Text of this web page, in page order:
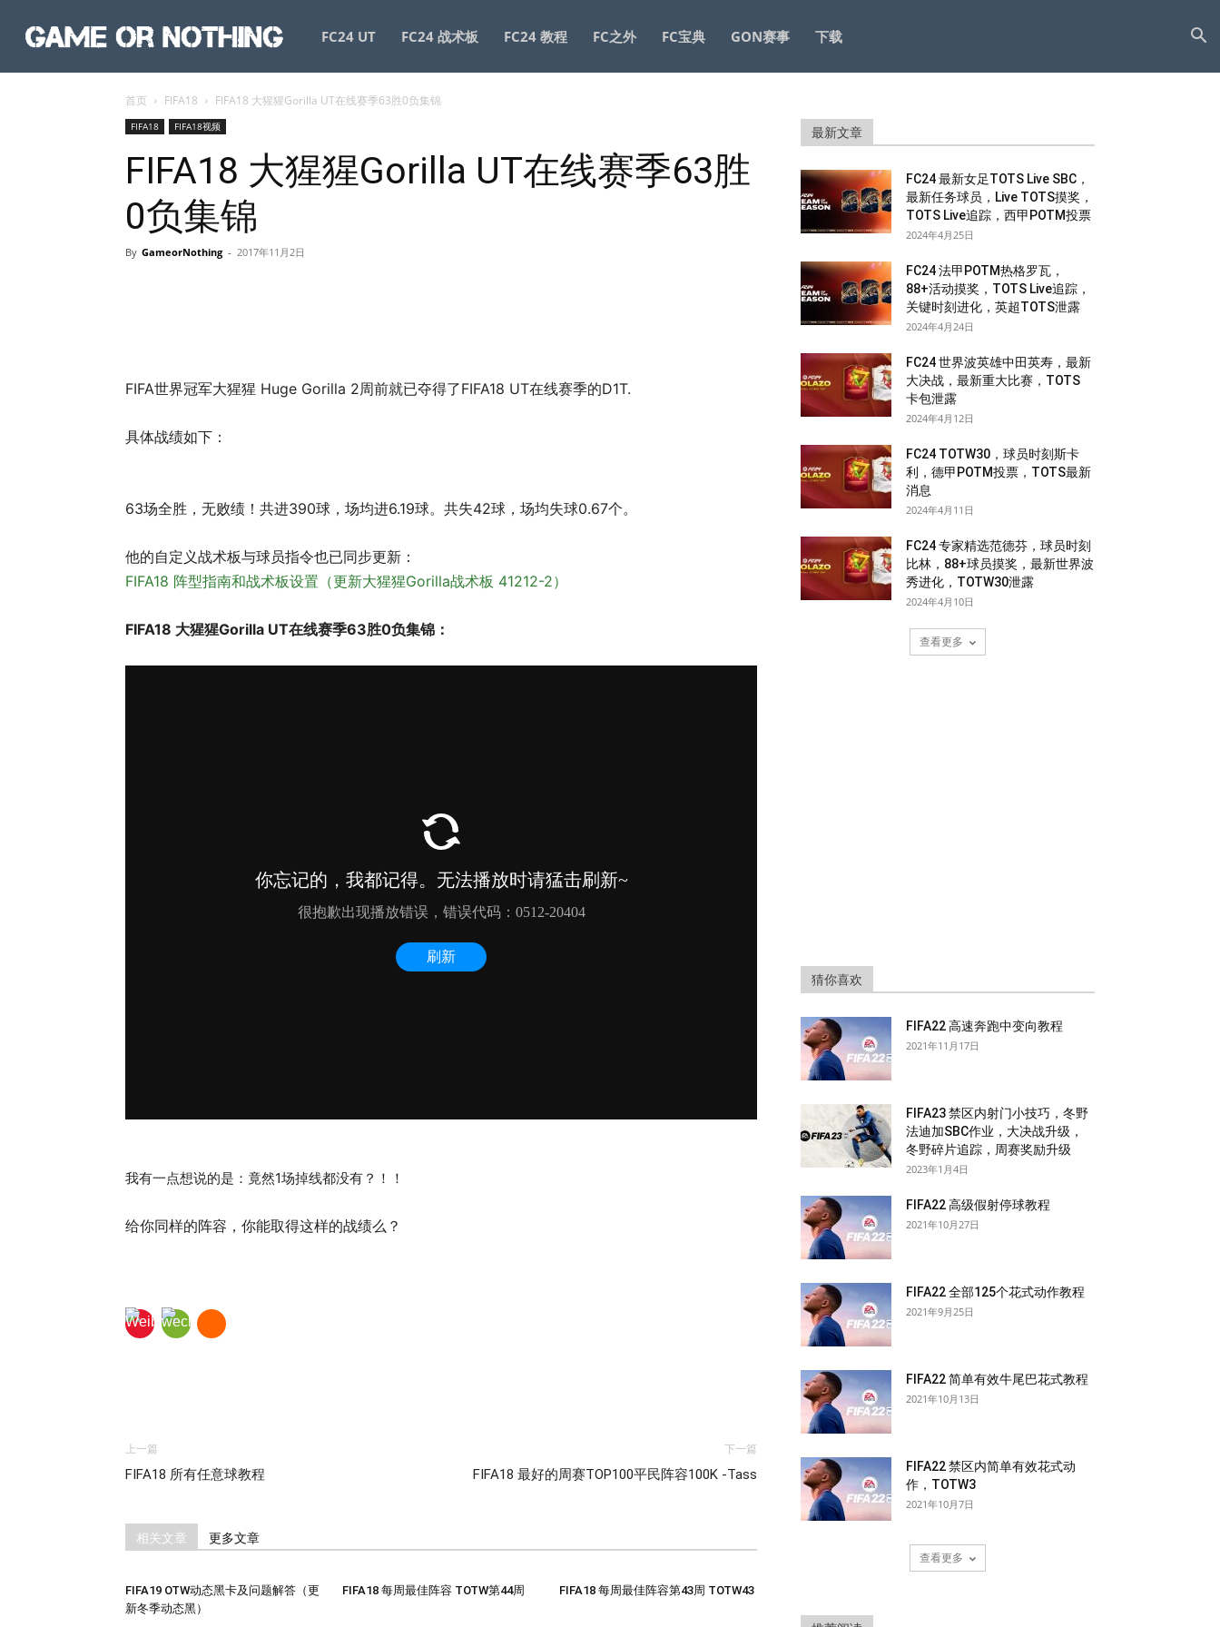
GameorNothing
FC24 UT FC24 战术板 FC24 教程 FC之外 FC宝典 GON赛事 下载
首页 FIFA18 FIFA18 大猩猩Gorilla UT在线赛季63胜0负集锦
FIFA18 FIFA18视频
FIFA18 大猩猩Gorilla UT在线赛季63胜
0负集锦
By GameorNothing - 2017年11月2日
FIFA世界冠军大猩猩 Huge Gorilla 2周前就已夺得了FIFA18 UT在线赛季的D1T.
具体战绩如下：
63场全胜，无败绩！共进390球，场均进6.19球。共失42球，场均失球0.67个。
他的自定义战术板与球员指令也已同步更新：
FIFA18 阵型指南和战术板设置（更新大猩猩Gorilla战术板 41212-2）
FIFA18 大猩猩Gorilla UT在线赛季63胜0负集锦：
我有一点想说的是：竟然1场掉线都没有？！！
给你同样的阵容，你能取得这样的战绩么？
上一篇
FIFA18 所有任意球教程
下一篇
FIFA18 最好的周赛TOP100平民阵容100K -Tass
相关文章 更多文章
FIFA19 OTW动态黑卡及问题解答（更
新冬季动态黑）
FIFA18 每周最佳阵容 TOTW第44周 FIFA18 每周最佳阵容第43周 TOTW43
最新文章
FC24 最新女足TOTS Live SBC，
最新任务球员，Live TOTS摸奖，
TOTS Live追踪，西甲POTM投票
2024年4月25日
FC24 法甲POTM热格罗瓦，
88+活动摸奖，TOTS Live追踪，
关键时刻进化，英超TOTS泄露
2024年4月24日
FC24 世界波英雄中田英寿，最新
大决战，最新重大比赛，TOTS
卡包泄露
2024年4月12日
FC24 TOTW30，球员时刻斯卡
利，德甲POTM投票，TOTS最新
消息
2024年4月11日
FC24 专家精选范德芬，球员时刻
比林，88+球员摸奖，最新世界波
秀进化，TOTW30泄露
2024年4月10日
查看更多
猜你喜欢
FIFA22 高速奔跑中变向教程
2021年11月17日
FIFA23 禁区内射门小技巧，冬野
法迪加SBC作业，大决战升级，
冬野碎片追踪，周赛奖励升级
2023年1月4日
FIFA22 高级假射停球教程
2021年10月27日
FIFA22 全部125个花式动作教程
2021年9月25日
FIFA22 简单有效牛尾巴花式教程
2021年10月13日
FIFA22 禁区内简单有效花式动
作，TOTW3
2021年10月7日
查看更多